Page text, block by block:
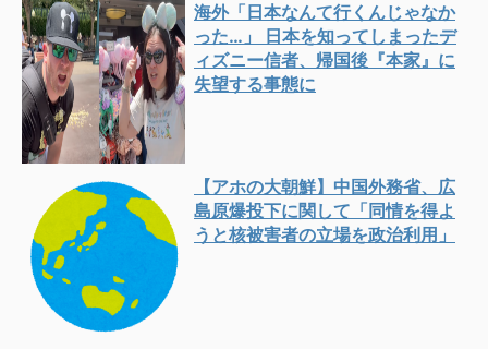
海外「日本なんて行くんじゃなか
った…」 日本を知ってしまったデ
ィズニー信者、帰国後『本家』に
失望する事態に
【アホの大朝鮮】中国外務省、広
島原爆投下に関して「同情を得よ
うと核被害者の立場を政治利用」